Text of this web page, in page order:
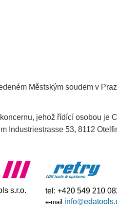
Městským soudem v
jehož řídící osobou je
Industriestrasse 53, 8112
s.r.o.
tel: +420 549 210
e-mail:info